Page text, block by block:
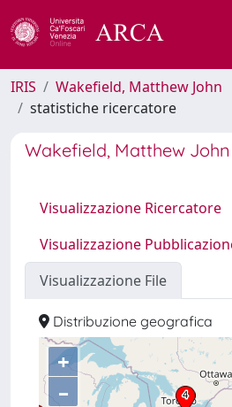
IRIS
Wakefield, Matthew John
statistiche ricercatore
Wakefield, Matthew John
Visualizzazione Ricercatore
Visualizzazione
Visualizzazione File
Distribuzione geografica
+
–